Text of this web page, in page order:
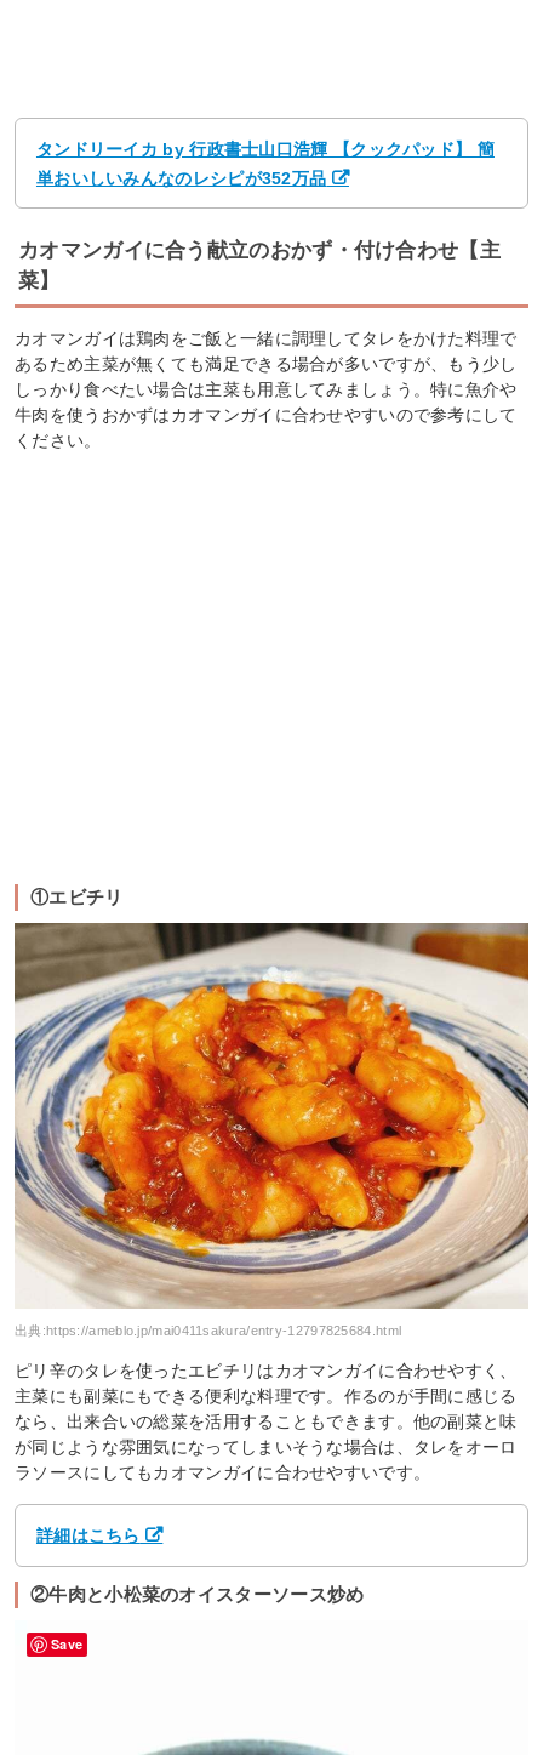
タンドリーイカ by 行政書士山口浩輝 【クックパッド】 簡
単おいしいみんなのレシピが352万品
カオマンガイに合う献立のおかず・付け合わせ【主
菜】
カオマンガイは鶏肉をご飯と一緒に調理してタレをかけた料理で
あるため主菜が無くても満足できる場合が多いですが、もう少し
しっかり食べたい場合は主菜も用意してみましょう。特に魚介や
牛肉を使うおかずはカオマンガイに合わせやすいので参考にして
ください。
①エビチリ
出典: https://ameblo.jp/mai0411sakura/entry-12797825684.html
ピリ辛のタレを使ったエビチリはカオマンガイに合わせやすく、
主菜にも副菜にもできる便利な料理です。作るのが手間に感じる
なら、出来合いの総菜を活用することもできます。他の副菜と味
が同じような雰囲気になってしまいそうな場合は、タレをオーロ
ラソースにしてもカオマンガイに合わせやすいです。
詳細はこちら
②牛肉と小松菜のオイスターソース炒め
Save